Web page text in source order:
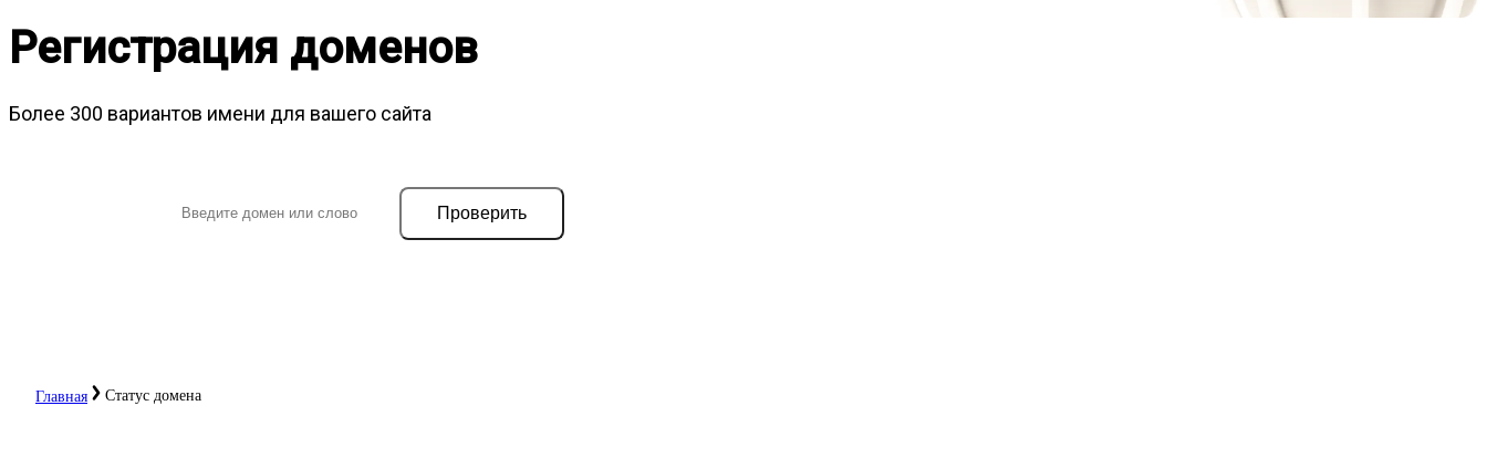
Регистрация доменов
Более 300 вариантов имени для вашего сайта
Проверить
Главная Статус домена